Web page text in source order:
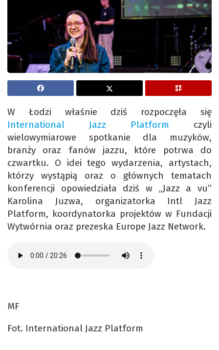
W Łodzi właśnie dziś rozpoczęła się
International Jazz Platform czyli
wielowymiarowe spotkanie dla muzyków,
branży oraz fanów jazzu, które potrwa do
czwartku. O idei tego wydarzenia, artystach,
którzy wystąpią oraz o głównych tematach
konferencji opowiedziała dziś w „Jazz a vu”
Karolina Juzwa, organizatorka Intl Jazz
Platform, koordynatorka projektów w Fundacji
Wytwórnia oraz prezeska Europe Jazz Network.
MF
Fot. International Jazz Platform